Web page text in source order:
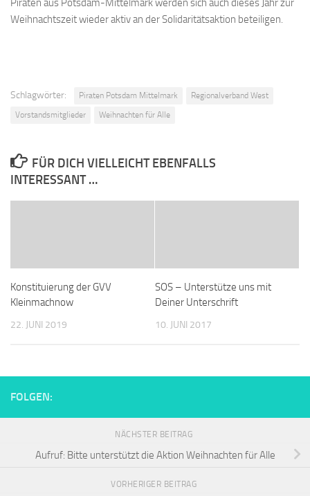
Piraten aus Potsdam-Mittelmark werden sich auch dieses Jahr zur
Weihnachtszeit wieder aktiv an der Solidaritätsaktion beteiligen.
Schlagwörter: Piraten Potsdam Mittelmark
Regionalverband West
Vorstandsmitglieder
Weihnachten für Alle
FÜR DICH VIELLEICHT EBENFALLS
INTERESSANT …
Konstituierung der GVV
Kleinmachnow
22. JUNI 2019
SOS – Unterstütze uns mit
Deiner Unterschrift
10. JUNI 2017
FOLGEN:
NÄCHSTER BEITRAG
Aufruf: Bitte unterstützt die Aktion Weihnachten für Alle
VORHERIGER BEITRAG